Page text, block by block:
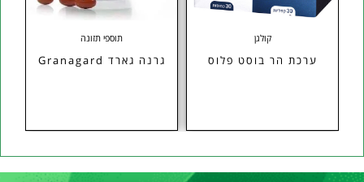
קולגן
ערכת הר בוסט פלוס
תוספי תזונה
גרנה גארד Granagard